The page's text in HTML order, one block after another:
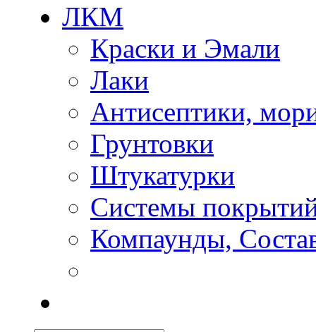
ЛКМ
Краски и Эмали
Лаки
Антисептики,
Грунтовки
Штукатурки
Системы
Компаунды,